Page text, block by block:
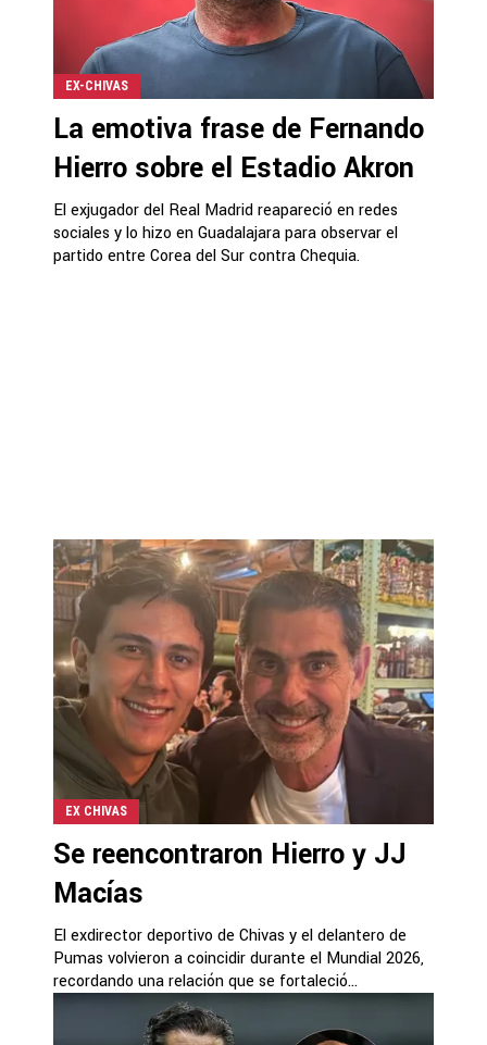
EX-CHIVAS
La emotiva frase de Fernando
Hierro sobre el Estadio Akron
El exjugador del Real Madrid reapareció en redes
sociales y lo hizo en Guadalajara para observar el
partido entre Corea del Sur contra Chequia.
EX CHIVAS
Se reencontraron Hierro y JJ
Macías
El exdirector deportivo de Chivas y el delantero de
Pumas volvieron a coincidir durante el Mundial 2026,
recordando una relación que se fortaleció...